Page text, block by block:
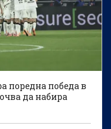
поредна победа в
да набира